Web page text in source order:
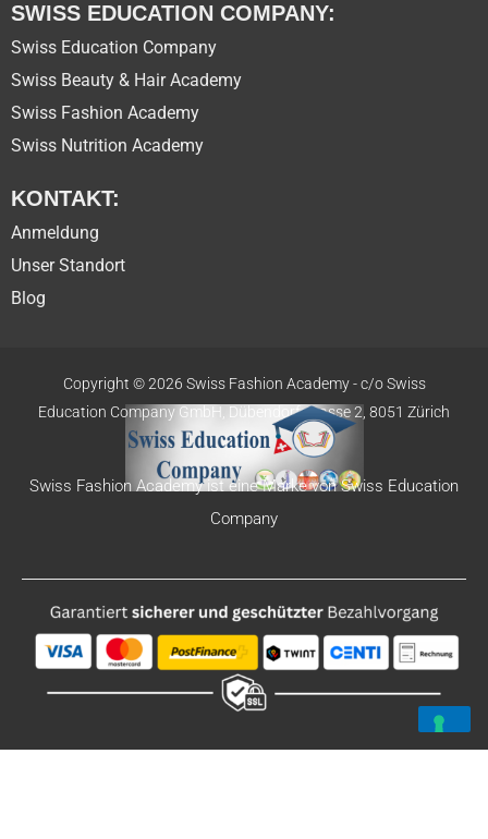
SWISS EDUCATION COMPANY:
Swiss Education Company
Swiss Beauty & Hair Academy
Swiss Fashion Academy
Swiss Nutrition Academy
KONTAKT:
Anmeldung
Unser Standort
Blog
Copyright © 2026 Swiss Fashion Academy -c/o Swiss
Education Company GmbH, Dübendorfstrasse 2, 8051 Zürich
Swiss Fashion Academy ist eine Marke von Swiss Education
Company